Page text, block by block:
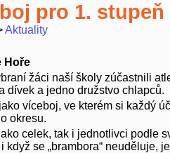
pro 1. stupeň
Aktuality
Hoře
žáci naší školy zúčastnili
dívek a jedno družstvo chlapců.
víceboj, ve kterém si každý
okresu.
celek, tak i jednotlivci podle
když se „brambora“ neuděluje,